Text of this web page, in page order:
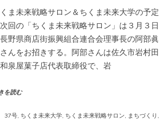
ま未来戦略サロン＆ちくま未来大学の予定
回の「ちくま未来戦略サロン」は３月３日
野県商店街振興組合連合会理事長の阿部眞
んをお招きする。阿部さんは佐久市岩村田
泉屋菓子店代表取締役で、岩
を読む
37号, ちくま未来大学, ちくま未来戦略サロン, まちづくり ,